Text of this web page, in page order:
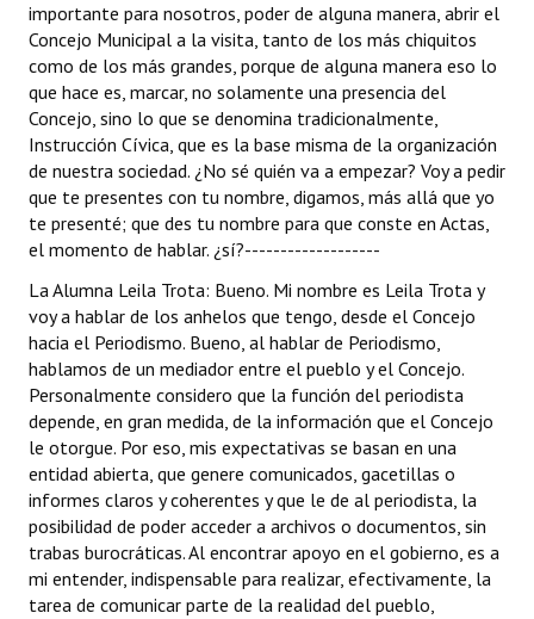
Ciudadano Ilustre - Registro
Banca del Vecino - Registro
Huéspedes de Honor - Registro
Antiguos Pobladores - Registro
Reconocimientos - Registro
Bariloche, Municipio intercultural
Entrega de distinciones
REFORMA DE LA CARTA ORGÁNICA
importante para nosotros, poder de alguna manera, abrir el
Concejo Municipal a la visita, tanto de los más chiquitos
como de los más grandes, porque de alguna manera eso lo
que hace es, marcar, no solamente una presencia del
Concejo, sino lo que se denomina tradicionalmente,
Instrucción Cívica, que es la base misma de la organización
de nuestra sociedad. ¿No sé quién va a empezar? Voy a pedir
que te presentes con tu nombre, digamos, más allá que yo
te presenté; que des tu nombre para que conste en Actas,
el momento de hablar. ¿sí?-------------------
La Alumna Leila Trota: Bueno. Mi nombre es Leila Trota y
voy a hablar de los anhelos que tengo, desde el Concejo
hacia el Periodismo. Bueno, al hablar de Periodismo,
hablamos de un mediador entre el pueblo y el Concejo.
Personalmente considero que la función del periodista
depende, en gran medida, de la información que el Concejo
le otorgue. Por eso, mis expectativas se basan en una
entidad abierta, que genere comunicados, gacetillas o
informes claros y coherentes y que le de al periodista, la
posibilidad de poder acceder a archivos o documentos, sin
trabas burocráticas. Al encontrar apoyo en el gobierno, es a
mi entender, indispensable para realizar, efectivamente, la
tarea de comunicar parte de la realidad del pueblo,